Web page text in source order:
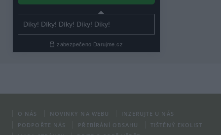
O NÁS NOVINKY NA WEBU
INZERUJTE U NÁS
PODPOŘTE NÁS
PŘEBÍRÁNÍ OBSAHU
TIŠTĚNÝ EKOLIST